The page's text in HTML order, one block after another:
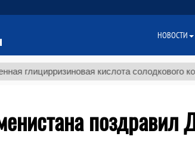
кислота солодкового корня
поздравил
НОВОСТИ